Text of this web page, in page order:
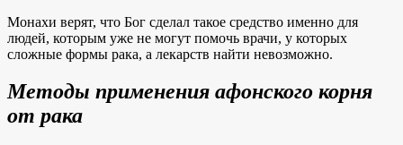
Монахи верят, что Бог сделал такое средство именно для
людей, которым уже не могут помочь врачи, у которых
сложные формы рака, а лекарств найти невозможно.
Методы применения афонского корня
от рака